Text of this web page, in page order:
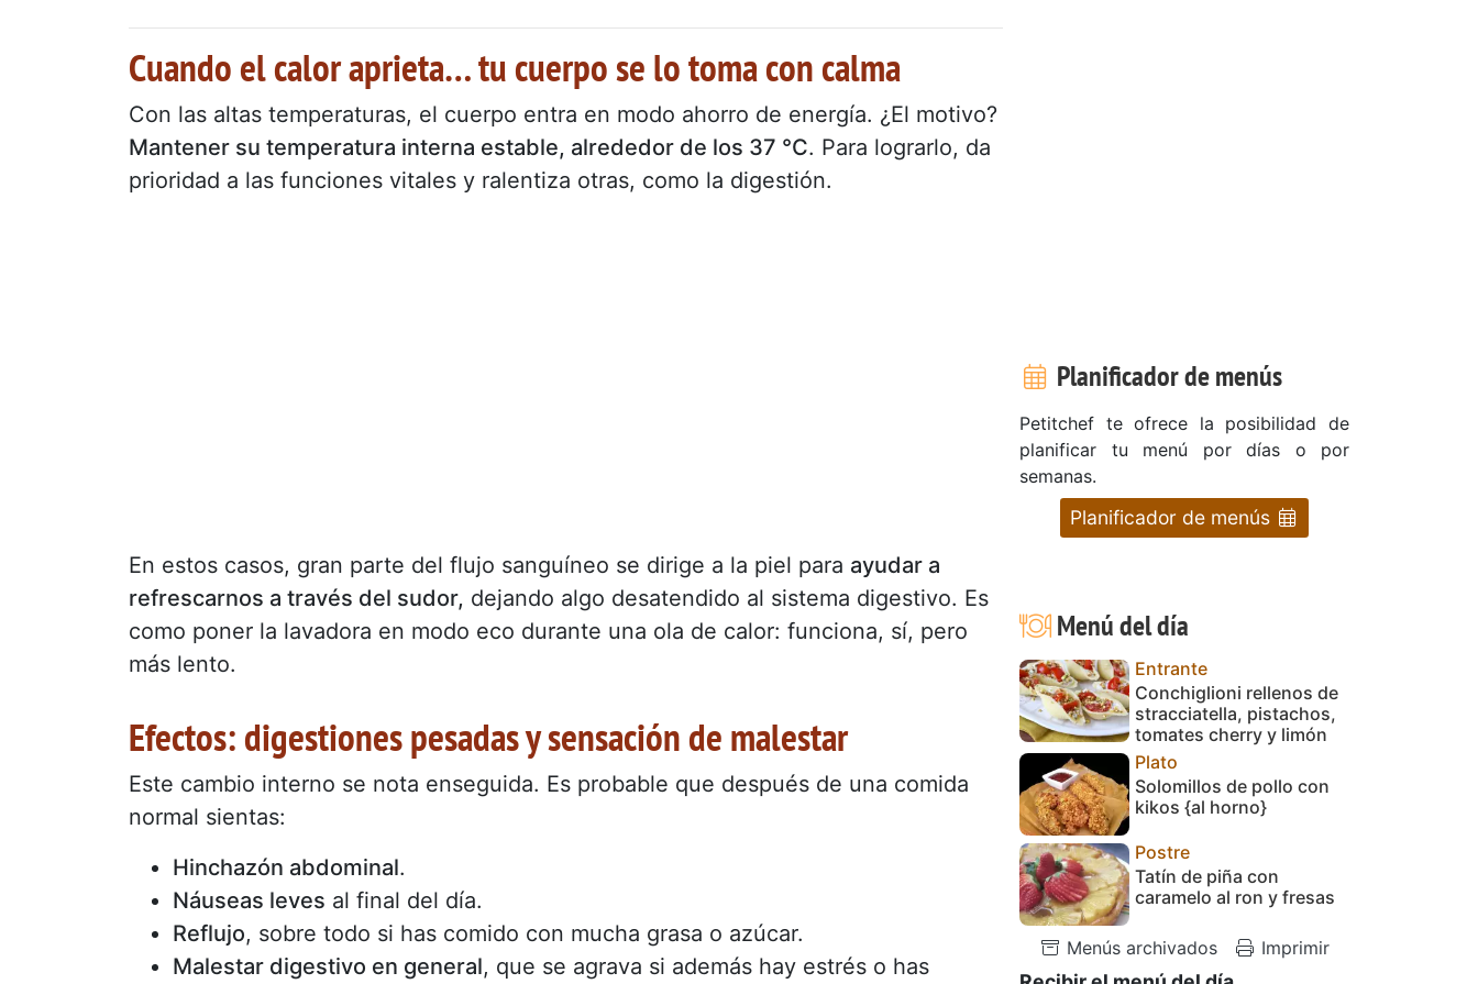
Cuando el calor aprieta… tu cuerpo se lo toma con calma
Con las altas temperaturas, el cuerpo entra en modo ahorro de energía. ¿El motivo?
Mantener su temperatura interna estable, alrededor de los 37 °C. Para lograrlo, da
prioridad a las funciones vitales y ralentiza otras, como la digestión.
En estos casos, gran parte del flujo sanguíneo se dirige a la piel para ayudar a
refrescarnos a través del sudor, dejando algo desatendido al sistema digestivo. Es
como poner la lavadora en modo eco durante una ola de calor: funciona, sí, pero
más lento.
Efectos: digestiones pesadas y sensación de malestar
Este cambio interno se nota enseguida. Es probable que después de una comida
normal sientas:
Hinchazón abdominal.
Náuseas leves al final del día.
Reflujo, sobre todo si has comido con mucha grasa o azúcar.
Malestar digestivo en general, que se agrava si además hay estrés o has
Planificador de menús
Petitchef te ofrece la posibilidad de
planificar tu menú por días o por
semanas.
Planificador de menús
Menú del día
Entrante
Conchiglioni rellenos de
stracciatella, pistachos,
tomates cherry y limón
Plato
Solomillos de pollo con
kikos {al horno}
Postre
Tatín de piña con
caramelo al ron y fresas
Menús archivados Imprimir